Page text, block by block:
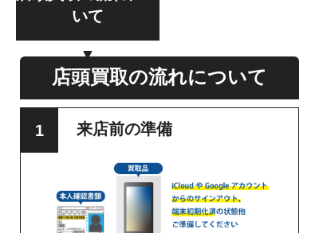
いて
店頭買取の流れについて
来店前の準備